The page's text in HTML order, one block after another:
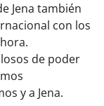
Jena también
con los
de poder
y a Jena.